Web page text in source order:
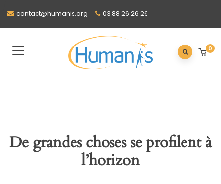
contact@humanis.org 03 88 26 26 26
0
De grandes choses se profilent à
l’horizon